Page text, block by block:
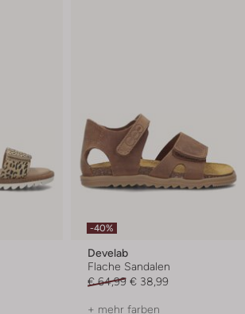
-40%
Develab
Flache Sandalen
€ 64,99 € 38,99
+ mehr farben